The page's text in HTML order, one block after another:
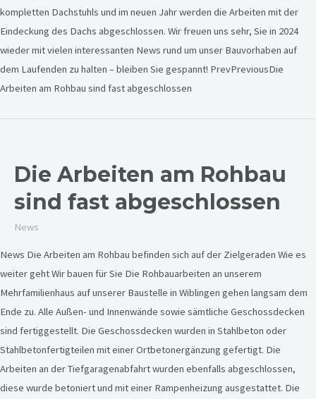
kompletten Dachstuhls und im neuen Jahr werden die Arbeiten mit der
Eindeckung des Dachs abgeschlossen. Wir freuen uns sehr, Sie in 2024
wieder mit vielen interessanten News rund um unser Bauvorhaben auf
dem Laufenden zu halten – bleiben Sie gespannt! PrevPreviousDie
Arbeiten am Rohbau sind fast abgeschlossen
Die Arbeiten am Rohbau
sind fast abgeschlossen
News
News Die Arbeiten am Rohbau befinden sich auf der Zielgeraden Wie es
weiter geht Wir bauen für Sie Die Rohbauarbeiten an unserem
Mehrfamilienhaus auf unserer Baustelle in Wiblingen gehen langsam dem
Ende zu. Alle Außen- und Innenwände sowie sämtliche Geschossdecken
sind fertiggestellt. Die Geschossdecken wurden in Stahlbeton oder
Stahlbetonfertigteilen mit einer Ortbetonergänzung gefertigt. Die
Arbeiten an der Tiefgaragenabfahrt wurden ebenfalls abgeschlossen,
diese wurde betoniert und mit einer Rampenheizung ausgestattet. Die